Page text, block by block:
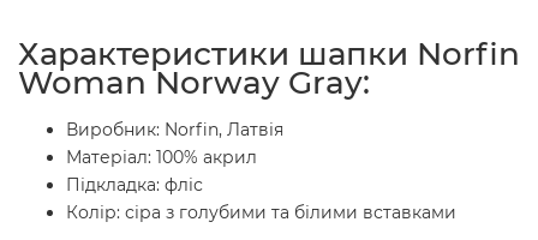
Характеристики шапки Norfin
Woman Norway Gray:
Виробник: Norfin, Латвія
Матеріал: 100% акрил
Підкладка: фліс
Колір: сіра з голубими та білими вставками